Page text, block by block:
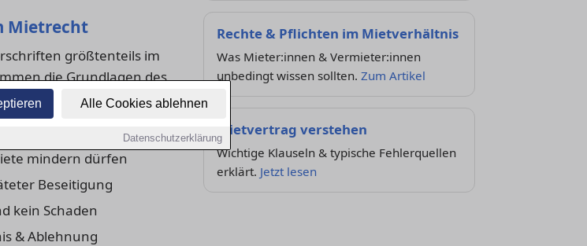
Alle Cookies ablehnen
Datenschutzerklärung
Mietrecht
größtenteils im
die Grundlagen des
Miete
mindern dürfen
Beseitigung
kein Schaden
& Ablehnung
Rechte & Pflichten im Mietverhältnis
Was Mieter:innen & Vermieter:innen
unbedingt wissen sollten. Zum Artikel
Mietvertrag verstehen
Wichtige Klauseln & typische Fehlerquellen
erklärt. Jetzt lesen